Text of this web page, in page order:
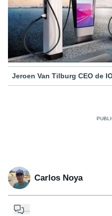
Jeroen Van Tilburg CEO de
Carlos Noya
...